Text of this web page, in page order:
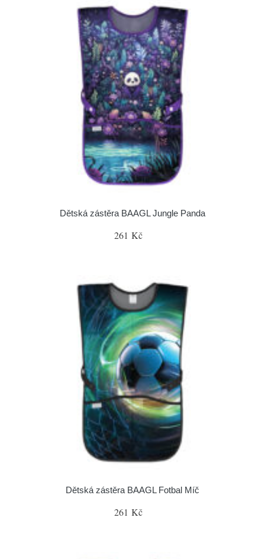
Dětská zástěra BAAGL Jungle Panda
261 Kč
Dětská zástěra BAAGL Fotbal Míč
261 Kč